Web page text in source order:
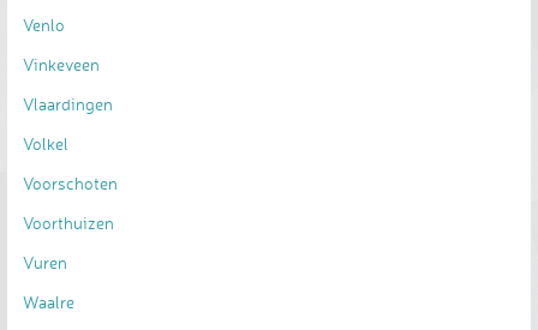
Venlo
Vinkeveen
Vlaardingen
Volkel
Voorschoten
Voorthuizen
Vuren
Waalre